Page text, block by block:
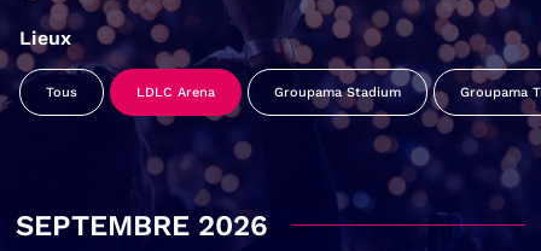
Lieux
Tous LDLC Arena Groupama Stadium Groupama
SEPTEMBRE 2026